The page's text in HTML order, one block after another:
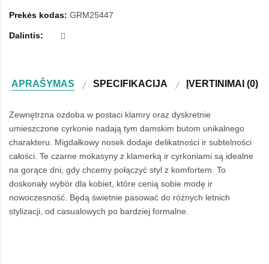
Prekės kodas: GRM25447
Dalintis:
APRAŠYMAS SPECIFIKACIJA ĮVERTINIMAI (0)
Zewnętrzna ozdoba w postaci klamry oraz dyskretnie
umieszczone cyrkonie nadają tym damskim butom unikalnego
charakteru. Migdałkowy nosek dodaje delikatności ir subtelności
całości. Te czarne mokasyny z klamerką ir cyrkoniami są idealne
na gorące dni, gdy chcemy połączyć styl z komfortem. To
doskonały wybór dla kobiet, które cenią sobie modę ir
nowoczesność. Będą świetnie pasować do różnych letnich
stylizacji, od casualowych po bardziej formalne.